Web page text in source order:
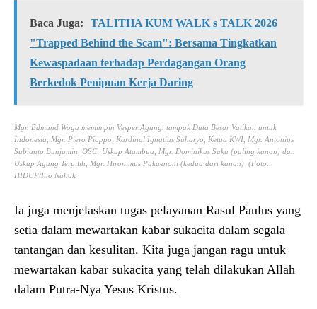
Baca Juga:
TALITHA KUM WALK s TALK 2026
"Trapped Behind the Scam": Bersama Tingkatkan
Kewaspadaan terhadap Perdagangan Orang
Berkedok Penipuan Kerja Daring
Mgr. Edmund Woga memimpin Vesper Agung. tampak Duta Besar Vatikan untuk
Indonesia, Mgr. Piero Pioppo, Kardinal Ignatius Suharyo, Ketua KWI, Mgr. Antonius
Subianto Bunjamin, OSC; Uskup Atambua, Mgr. Dominikus Saku (paling kanan) dan
Uskup Agung Terpilih, Mgr. Hironimus Pakaenoni (kedua dari kanan) (Foto:
HIDUP/Ino Nahak
Ia juga menjelaskan tugas pelayanan Rasul Paulus yang
setia dalam mewartakan kabar sukacita dalam segala
tantangan dan kesulitan. Kita juga jangan ragu untuk
mewartakan kabar sukacita yang telah dilakukan Allah
dalam Putra-Nya Yesus Kristus.